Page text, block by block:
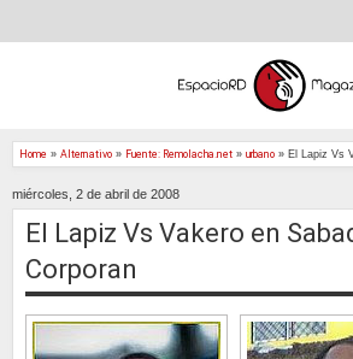
Home » Alternativo » Fuente: Remolacha.net » urbano » El Lapiz Vs
miércoles, 2 de abril de 2008
El Lapiz Vs Vakero en
Corporan